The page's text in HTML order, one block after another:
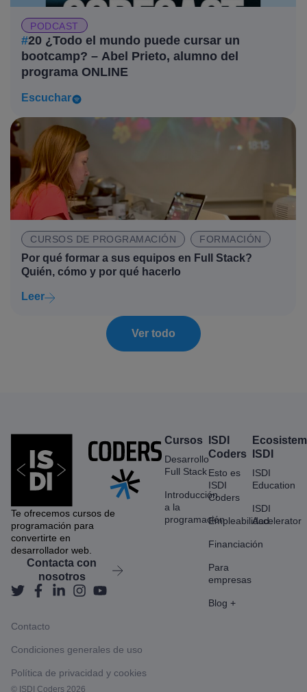
PODCAST
#20 ¿Todo el mundo puede cursar un
bootcamp? – Abel Prieto, alumno del
programa ONLINE
Escuchar
CURSOS DE PROGRAMACIÓN FORMACIÓN
Por qué formar a sus equipos en Full Stack?
Quién, cómo y por qué hacerlo
Leer
Ver todo
Te ofrecemos cursos de
programación para
convertirte en
desarrollador web.
Contacta con
nosotros
Cursos
Desarrollo
Full Stack
Introducción
a la
programación
ISDI
Coders
Esto es
ISDI
Coders
Empleabilidad
Financiación
Para
empresas
Blog +
ISDI
ISDI
Education
ISDI
Accelerator
© ISDI Coders 2026
Contacto
Condiciones generales de uso
Política de privacidad y cookies